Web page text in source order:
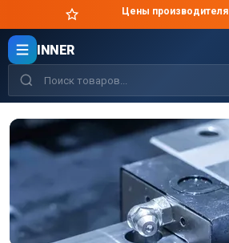
Цены производителя
INNER